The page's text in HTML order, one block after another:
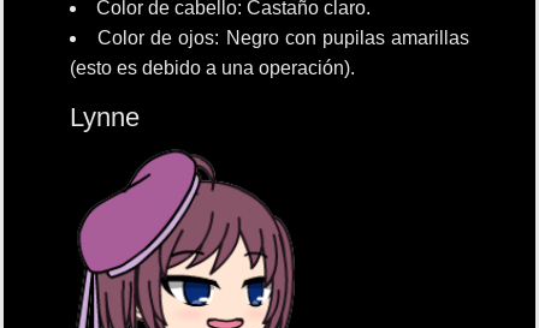
Color de cabello: Castaño claro.
Color de ojos: Negro con pupilas amarillas
(esto es debido a una operación).
Lynne